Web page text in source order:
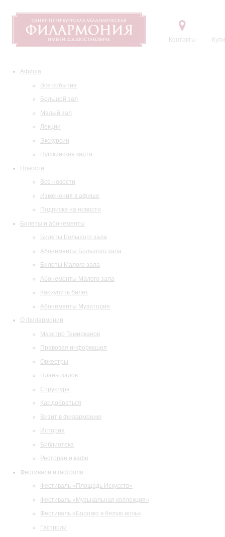
Контакты
Афиша
Все события
Большой зал
Малый зал
Лекции
Экскурсии
Пушкинская карта
Новости
Все новости
Изменения в афише
Подписка на новости
Билеты и абонементы
Билеты Большого зала
Абонементы Большого зала
Билеты Малого зала
Абонементы Малого зала
Как купить билет
Абонементы Музитория
О филармонии
Маэстро Темирканов
Правовая информация
Оркестры
Планы залов
Структура
Как добраться
Визит в филармонию
История
Библиотека
Ресторан и кафе
Фестивали и гастроли
Фестиваль «Площадь Искусств»
Фестиваль «Музыкальная коллекция»
Фестиваль «Барокко в белую ночь»
Гастроли